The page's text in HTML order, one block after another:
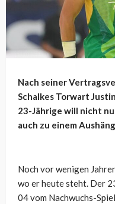
Nach seiner
Schalkes Torwart
23-Jährige will nicht
auch zu einem
Noch vor wenigen
wo er heute steht. Der
04 vom Nachwuchs-